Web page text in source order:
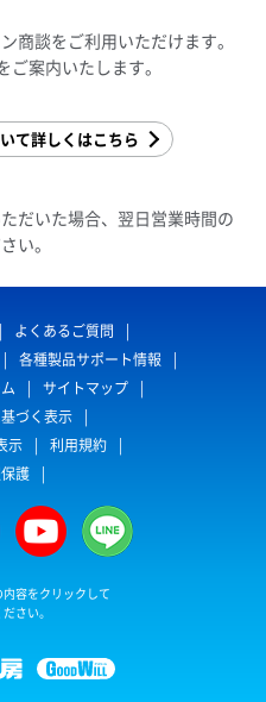
商談をご利用いただけます。
案内いたします。
て詳しくはこちら
だいた場合、翌日営業時間の
い。
よくあるご質問
各種製品サポート情報
サイトマップ
づく表示
示
利用規約
護
容をクリックして
さい。